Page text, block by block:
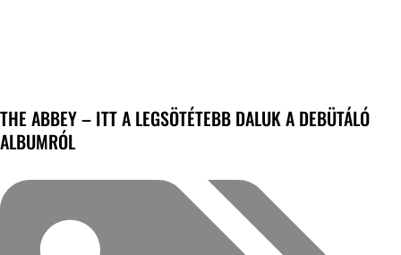
THE ABBEY – ITT A LEGSÖTÉTEBB DALUK A DEBÜTÁLÓ
ALBUMRÓL